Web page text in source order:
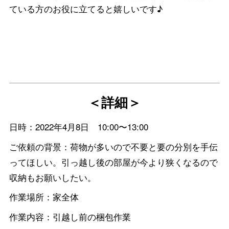
ている方のお役に立てると嬉しいです♪
＜詳細＞
日時：2022年4月8日 10:00〜13:00
ご依頼の背景：荷物が多いので不要と要の分別を手伝
ってほしい。引っ越し後の部屋が今より狭くなるので
収納もお願いしたい。
作業場所：家全体
作業内容：引越し前の梱包作業